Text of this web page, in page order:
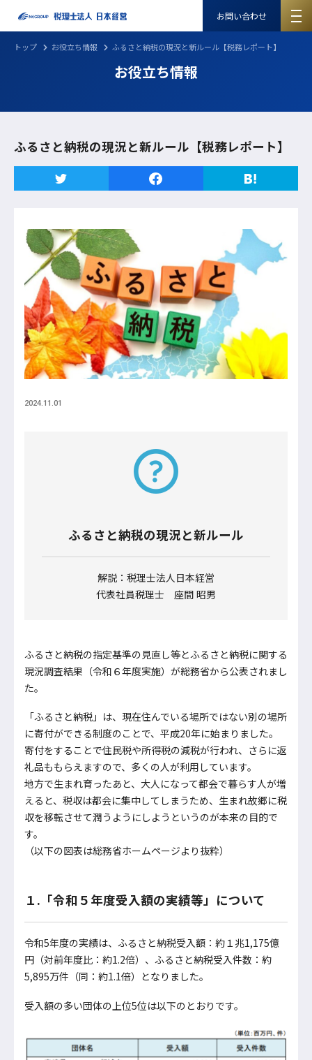
お問い合わせ
トップ お役立ち情報 ふるさと納税の現況と新ルール【税務レポート】
お役立ち情報
ふるさと納税の現況と新ルール【税務レポート】
2024.11.01
ふるさと納税の現況と新ルール
解説：税理士法人日本経営
代表社員税理士 座間 昭男
ふるさと納税の指定基準の見直し等とふるさと納税に関する
現況調査結果（令和６年度実施）が総務省から公表されまし
た。
「ふるさと納税」は、現在住んでいる場所ではない別の場所
に寄付ができる制度のことで、平成20年に始まりました。
寄付をすることで住民税や所得税の減税が行われ、さらに返
礼品ももらえますので、多くの人が利用しています。
地方で生まれ育ったあと、大人になって都会で暮らす人が増
えると、税収は都会に集中してしまうため、生まれ故郷に税
収を移転させて潤うようにしようというのが本来の目的で
す。
（以下の図表は総務省ホームページより抜粋）
１.「令和５年度受入額の実績等」について
令和5年度の実績は、ふるさと納税受入額：約１兆1,175億
円（対前年度比：約1.2倍）、ふるさと納税受入件数：約
5,895万件（同：約1.1倍）となりました。
受入額の多い団体の上位5位は以下のとおりです。